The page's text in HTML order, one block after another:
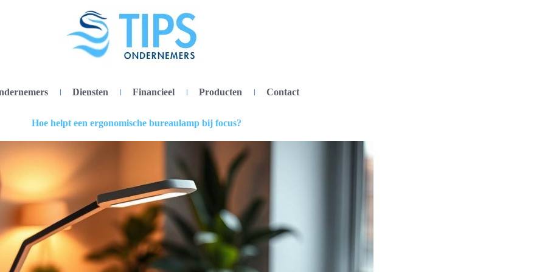
Diensten Financieel Producten Contact
Hoe helpt een ergonomische bureaulamp bij focus?